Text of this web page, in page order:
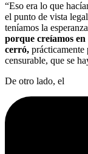
“Eso era lo que
el punto de vista
teníamos la esperanza
porque creíamos
cerró, prácticamente
censurable, que se
De otro lado, el